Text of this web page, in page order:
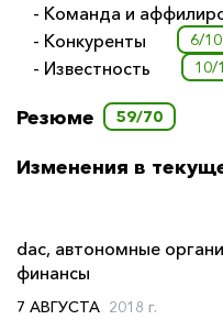
- Команда и
- Конкуренты 6/10
- Известность 10/
Резюме 59/70
Изменения в
dac, автономные
финансы
7 АВГУСТА 2018 г.